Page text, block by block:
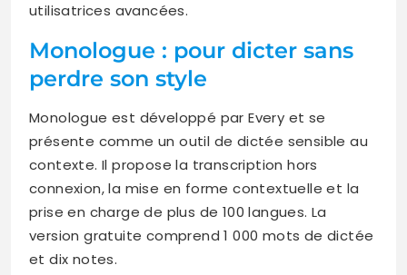
utilisatrices avancées.
Monologue : pour dicter sans
perdre son style
Monologue est développé par Every et se
présente comme un outil de dictée sensible au
contexte. Il propose la transcription hors
connexion, la mise en forme contextuelle et la
prise en charge de plus de 100 langues. La
version gratuite comprend 1 000 mots de dictée
et dix notes.